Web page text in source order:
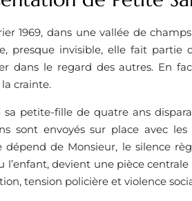
1969, dans une vallée de
presque invisible, elle fait
dans le regard des autres. En
crainte.
sa petite-fille de quatre ans
sont envoyés sur place avec
dépend de Monsieur, le silence
l’enfant, devient une pièce
tension policière et violence